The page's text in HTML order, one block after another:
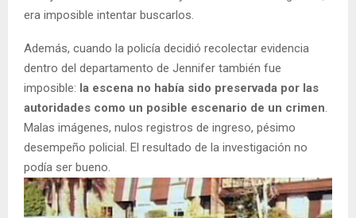
era imposible intentar buscarlos.
Además, cuando la policía decidió recolectar evidencia
dentro del departamento de Jennifer también fue
imposible: la escena no había sido preservada por las
autoridades como un posible escenario de un crimen.
Malas imágenes, nulos registros de ingreso, pésimo
desempeño policial. El resultado de la investigación no
podía ser bueno.